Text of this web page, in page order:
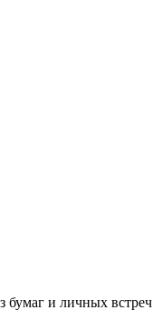
бумаг и личных встреч